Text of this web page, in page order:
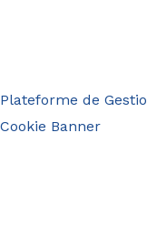
Plateforme de
Cookie Banner